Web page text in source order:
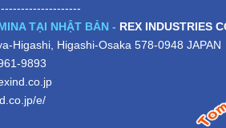
TẠI NHẬT BẢN - REX INDUSTRIES
Higashi, Higashi-Osaka 578-0948 JAPAN
9893
e/